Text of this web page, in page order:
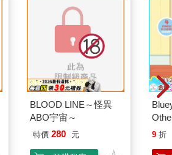
BLOOD LINE～怪異
ABO宇宙～
特價 280 元 9 折